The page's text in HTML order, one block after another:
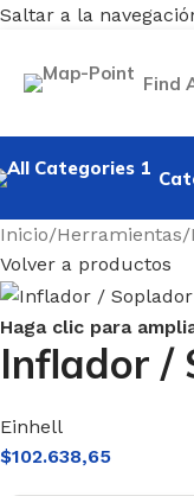
Saltar a la
Find
Caladora
Inicio/Herramientas/
Volver a productos
Haga clic para
Inflador /
Einhell
$102.638,65